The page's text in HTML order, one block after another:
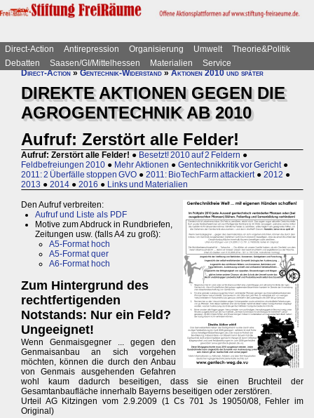
Direct-Action Antirepression Organisierung Umwelt
Theorie&Politik
Debatten
Saasen/GI/Mittelhessen Materialien
Service
Direct-Action»Gentechnik-Widerstand»Aktionen 2010 und später
DIREKTE AKTIONEN GEGEN DIE
AGROGENTECHNIK AB 2010
Aufruf: Zerstört alle Felder!
Aufruf: Zerstört alle Felder! ● Besetzt! 2010 auf 2 Feldern ●
Feldbefreiungen 2010 ● Mehr Aktionen ● Gentechnikkritik vor Gericht ●
2011: 2 Überfälle stoppen GVO ● 2011: BioTechFarm attackiert ● 2012 ●
2013 ● 2014 ● 2016 ● Links und Materialien
Den Aufruf verbreiten:
Aufruf und Liste als PDF
Motive zum Abdruck in Rundbriefen,
Zeitungen usw. (falls A4 zu groß):
A5-Format hoch
A5-Format quer
A6-Format hoch
Zum Hintergrund des
rechtfertigenden
Notstands: Nur ein Feld?
Ungeeignet!
Wenn Genmaisgegner ... gegen den
Genmaisanbau an sich vorgehen
möchten, können die durch den Anbau
von Genmais ausgehenden Gefahren
wohl kaum dadurch beseitigen, dass sie einen Bruchteil der
Gesamtanbaufläche innerhalb Bayerns beseitigen oder zerstören.
Urteil AG Kitzingen vom 2.9.2009 (1 Cs 701 Js 19050/08, Fehler im
Original)